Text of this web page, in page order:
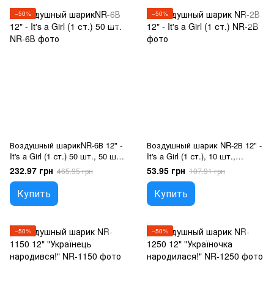
−50%
Воздушный шарикNR-6В 12" -
It's a Girl (1 ст.) 50 шт., 50 шт.,
12"/30см., Круглый
232.97 грн 465.95 грн
Купить
−50%
Воздушный шарик NR-2В 12" -
It's a Girl (1 ст.), 10 шт.,
12"/30см., Белый, Розовый,
Новорожденные
53.95 грн 107.91 грн
Купить
−50% −50%